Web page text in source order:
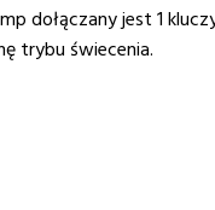
dołączany jest 1
trybu świecenia.